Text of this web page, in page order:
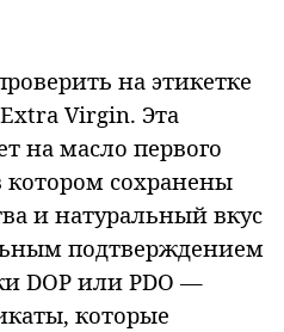
на этикетке
Virgin. Эта
на масло первого
сохранены
и натуральный вкус
подтверждением
DOP или PDO —
которые